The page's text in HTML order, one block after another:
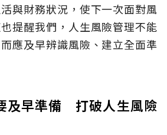
與財務狀況，使下一次面對風
提醒我們，人生風險管理不能
應及早辨識風險、建立全面準
及早準備 打破人生風險